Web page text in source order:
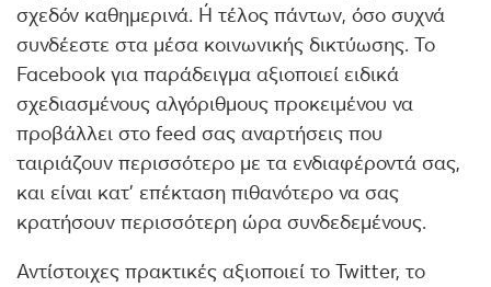
σχεδόν καθημερινά. Ή τέλος πάντων, όσο συχνά
συνδέεστε στα μέσα κοινωνικής δικτύωσης. Το
Facebook για παράδειγμα αξιοποιεί ειδικά
σχεδιασμένους αλγόριθμους προκειμένου να
προβάλλει στο feed σας αναρτήσεις που
ταιριάζουν περισσότερο με τα ενδιαφέροντά σας,
και είναι κατ’ επέκταση πιθανότερο να σας
κρατήσουν περισσότερη ώρα συνδεδεμένους.
Αντίστοιχες πρακτικές αξιοποιεί το Twitter, το